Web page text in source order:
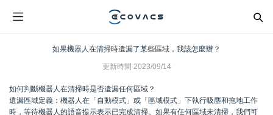
如果機器人在清掃時遺漏了某些區域，我該怎麼辦？
更新時間 2023/09/14
如何判斷機器人在清掃時是否遺漏任何區域？
遺漏區域定義：機器人在「自動模式」或「區域模式」下執行吸塵和拖地工作
時，等待機器人的語音提示表示已完成清掃。如果有任何區域未清掃，我們可